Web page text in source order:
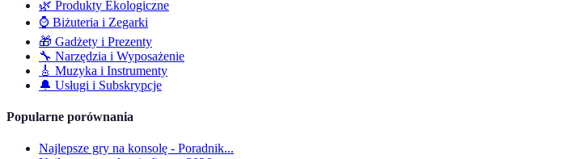
🌿 Produkty Ekologiczne
⌚ Biżuteria i Zegarki
🎁 Gadżety i Prezenty
🔧 Narzędzia i Wyposażenie
🎸 Muzyka i Instrumenty
🔔 Usługi i Subskrypcje
Popularne porównania
Najlepsze gry na konsolę - Poradnik...